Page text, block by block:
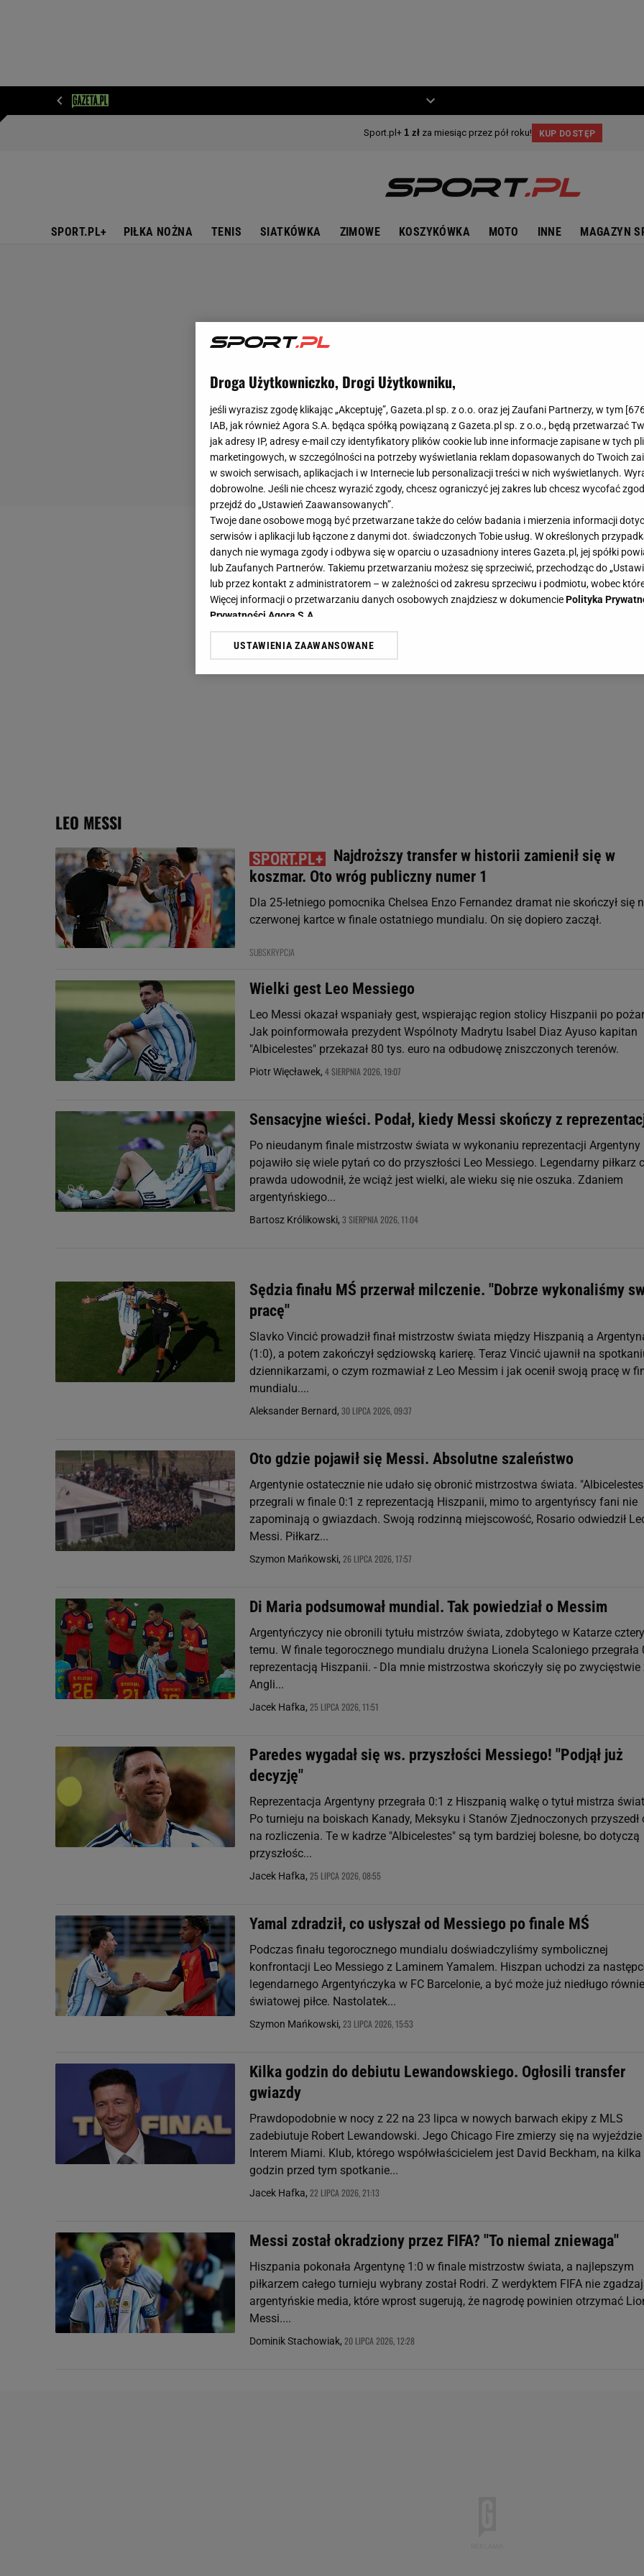
SPORT.PL+ PIŁKA NOŻNA TENIS SIATKÓWKA ZIMOWE KOSZYKÓWKA MOTO INNE MAGAZYN
LEO MESSI
Najdroższy transfer w historii zamienił się w
koszmar. Oto wróg publiczny numer 1
Dla 25-letniego pomocnika Chelsea Enzo Fernandez dramat nie skończył się
czerwonej kartce w finale ostatniego mundialu. On się dopiero zaczął.
SUBSKRYPCJA
Wielki gest Leo Messiego
Leo Messi okazał wspaniały gest, wspierając region stolicy Hiszpanii po
Jak poinformowała prezydent Wspólnoty Madrytu Isabel Diaz Ayuso kapitan
"Albicelestes" przekazał 80 tys. euro na odbudowę zniszczonych terenów.
Piotr Więcławek, 4 SIERPNIA 2026, 19:07
Sensacyjne wieści. Podał, kiedy Messi skończy z
Po nieudanym finale mistrzostw świata w wykonaniu reprezentacji Argentyny
pojawiło się wiele pytań co do przyszłości Leo Messiego. Legendarny piłkarz
prawda udowodnił, że wciąż jest wielki, ale wieku się nie oszuka. Zdaniem
argentyńskiego...
Bartosz Królikowski, 3 SIERPNIA 2026, 11:04
Sędzia finału MŚ przerwał milczenie. "Dobrze wykonaliśmy
pracę"
Slavko Vincić prowadził finał mistrzostw świata między Hiszpanią a
(1:0), a potem zakończył sędziowską karierę. Teraz Vincić ujawnił na
dziennikarzami, o czym rozmawiał z Leo Messim i jak ocenił swoją pracę w
mundialu....
Aleksander Bernard, 30 LIPCA 2026, 09:37
Oto gdzie pojawił się Messi. Absolutne szaleństwo
Argentynie ostatecznie nie udało się obronić mistrzostwa świata.
przegrali w finale 0:1 z reprezentacją Hiszpanii, mimo to argentyńscy fani nie
zapominają o gwiazdach. Swoją rodzinną miejscowość, Rosario odwiedził
Messi. Piłkarz...
Szymon Mańkowski, 26 LIPCA 2026, 17:57
Di Maria podsumował mundial. Tak powiedział o Messim
Argentyńczycy nie obronili tytułu mistrzów świata, zdobytego w Katarze
temu. W finale tegorocznego mundialu drużyna Lionela Scaloniego przegrała
reprezentacją Hiszpanii. - Dla mnie mistrzostwa skończyły się po zwycięstwie
Angli...
Jacek Hafka, 25 LIPCA 2026, 11:51
Paredes wygadał się ws. przyszłości Messiego! "Podjął już
decyzję"
Reprezentacja Argentyny przegrała 0:1 z Hiszpanią walkę o tytuł mistrza
Po turnieju na boiskach Kanady, Meksyku i Stanów Zjednoczonych przyszedł
na rozliczenia. Te w kadrze "Albicelestes" są tym bardziej bolesne, bo dotyczą
przyszłośc...
Jacek Hafka, 25 LIPCA 2026, 08:55
Yamal zdradził, co usłyszał od Messiego po finale MŚ
Podczas finału tegorocznego mundialu doświadczyliśmy symbolicznej
konfrontacji Leo Messiego z Laminem Yamalem. Hiszpan uchodzi za
legendarnego Argentyńczyka w FC Barcelonie, a być może już niedługo
światowej piłce. Nastolatek...
Szymon Mańkowski, 23 LIPCA 2026, 15:53
Kilka godzin do debiutu Lewandowskiego. Ogłosili transfer
gwiazdy
Prawdopodobnie w nocy z 22 na 23 lipca w nowych barwach ekipy z MLS
zadebiutuje Robert Lewandowski. Jego Chicago Fire zmierzy się na wyjeździe
Interem Miami. Klub, którego współwłaścicielem jest David Beckham, na kilka
godzin przed tym spotkanie...
Jacek Hafka, 22 LIPCA 2026, 21:13
Messi został okradziony przez FIFA? "To niemal zniewaga"
Hiszpania pokonała Argentynę 1:0 w finale mistrzostw świata, a najlepszym
piłkarzem całego turnieju wybrany został Rodri. Z werdyktem FIFA nie
argentyńskie media, które wprost sugerują, że nagrodę powinien otrzymać
Messi....
Dominik Stachowiak, 20 LIPCA 2026, 12:28
Droga Użytkowniczko, Drogi Użytkowniku,
jeśli wyrazisz zgodę klikając „Akceptuję”, Gazeta.pl sp. z o.o. oraz jej Zaufani Partnerzy, w tym [
IAB, jak również Agora S.A. będąca spółką powiązaną z Gazeta.pl sp. z o.o., będą przetwarzać
jak adresy IP, adresy e-mail czy identyfikatory plików cookie lub inne informacje zapisane w tych
marketingowych, w szczególności na potrzeby wyświetlania reklam dopasowanych do Twoich
w swoich serwisach, aplikacjach i w Internecie lub personalizacji treści w nich wyświetlanych.
dobrowolne. Jeśli nie chcesz wyrazić zgody, chcesz ograniczyć jej zakres lub chcesz wycofać
przejdź do „Ustawień Zaawansowanych”.
Twoje dane osobowe mogą być przetwarzane także do celów badania i mierzenia informacji
serwisów i aplikacji lub łączone z danymi dot. świadczonych Tobie usług. W określonych
danych nie wymaga zgody i odbywa się w oparciu o uzasadniony interes Gazeta.pl, jej spółki
lub Zaufanych Partnerów. Takiemu przetwarzaniu możesz się sprzeciwić, przechodząc do
lub przez kontakt z administratorem – w zależności od zakresu sprzeciwu i podmiotu, wobec
Więcej informacji o przetwarzaniu danych osobowych znajdziesz w dokumenciePolityka
Prywatności Agora S.A.
Klikając „Akceptuję” wyrażasz też zgodę na zainstalowanie i przechowywanie plików cookie
Zaufanych Partnerów i Agora S.A. na Twoim urządzeniu końcowym. Możesz w każdej chwili
USTAWIENIA ZAAWANSOWANE